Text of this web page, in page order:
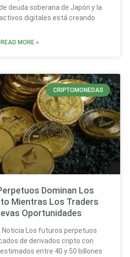
deuda soberana de Japón y la
digitales está creando
READ MORE »
CRIPTOMONEDAS
Dominan Los
Mientras Los Traders
Oportunidades
Noticia Los futuros perpetuos
de derivados cripto con
entre 40 y 50 billones